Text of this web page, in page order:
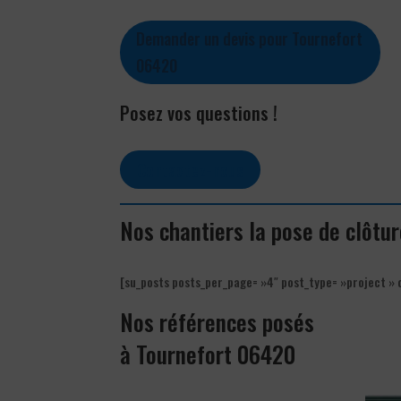
Posez vos questions !
Nos chantiers la pose de
[su_posts posts_per_page= »4″ post_type= »project
Nos références posés
à Tournefort 06420